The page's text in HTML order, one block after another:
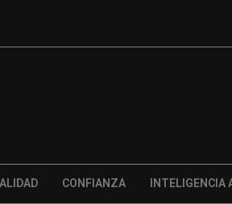
CONFIANZA INTELIGENCIA